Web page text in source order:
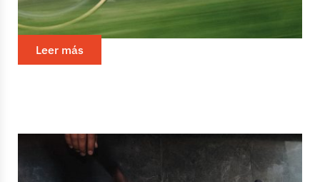
récords de velocidad, la aerodinámica ha dejado de ser
una cuestión exclusiva del cuadro para convertirse en
un...Leer más